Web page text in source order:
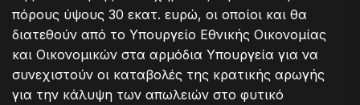
πόρους ύψους 30 εκατ. ευρώ, οι οποίοι και θα
διατεθούν από το Υπουργείο Εθνικής Οικονομίας
και Οικονομικών στα αρμόδια Υπουργεία για να
συνεχιστούν οι καταβολές της κρατικής αρωγής
για την κάλυψη των απωλειών στο φυτικό